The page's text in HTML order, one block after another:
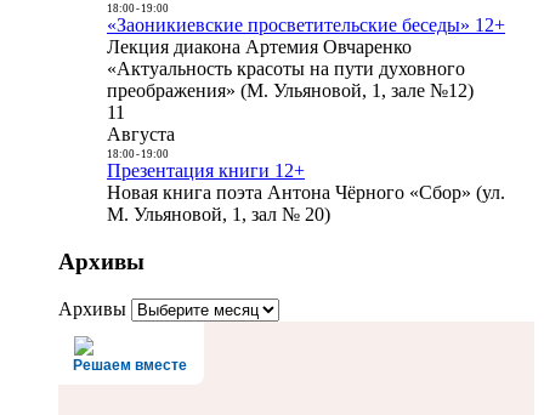
18:00- 19:00
«Заоникиевские просветительские беседы» 12+
Лекция диакона Артемия Овчаренко
«Актуальность красоты на пути духовного
преображения» (М. Ульяновой, 1, зале №12)
11
Августа
18:00- 19:00
Презентация книги 12+
Новая книга поэта Антона Чёрного «Сбор» (ул.
М. Ульяновой, 1, зал № 20)
Архивы
Архивы
Решаем вместе